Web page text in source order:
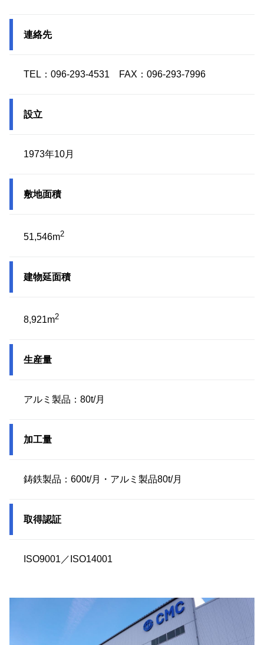
連絡先
TEL：096-293-4531 FAX：096-293-7996
設立
1973年10月
敷地面積
51,546m2
建物延面積
8,921m2
生産量
アルミ製品：80t/月
加工量
鋳鉄製品：600t/月・アルミ製品80t/月
取得認証
ISO9001／ISO14001